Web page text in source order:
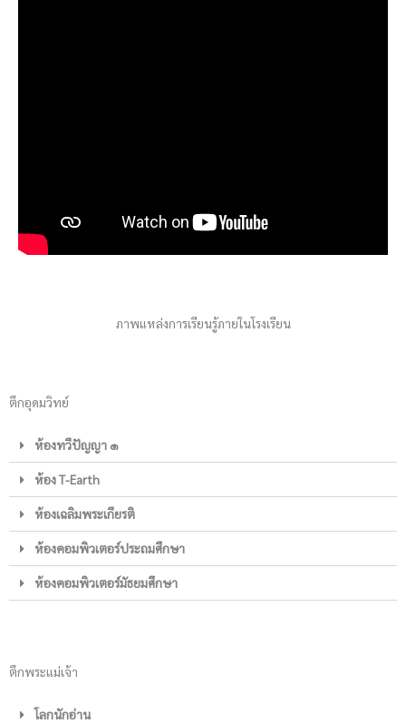
ภาพแหล่งการเรียนรู้ภายในโรงเรียน
ตึกอุดมวิทย์
ห้องทวีปัญญา ๑
ห้อง T-Earth
ห้องเฉลิมพระเกียรติ
ห้องคอมพิวเตอร์ประถมศึกษา
ห้องคอมพิวเตอร์มัธยมศึกษา
ตึกพระแม่เจ้า
โลกนักอ่าน